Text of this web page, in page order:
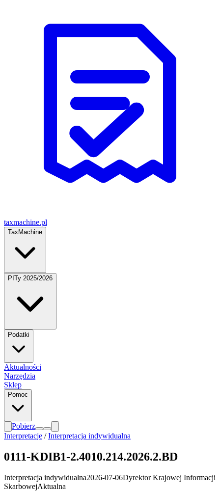
taxmachine.pl
TaxMachine
PITy 2025/2026
Podatki
Aktualności
Narzędzia
Sklep
Pomoc
Pobierz
Interpretacje / Interpretacja indywidualna
0111-KDIB1-2.4010.214.2026.2.BD
Interpretacja indywidualna2026-07-06Dyrektor Krajowej Informacji
SkarbowejAktualna